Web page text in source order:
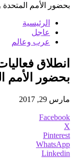
بحضور الأمم المتحدة
الرئيسية
عاجل
عرب وعالم
انطلاق
بحضور الأمم
مارس 29, 2017
Facebook
X
Pinterest
WhatsApp
Linkedin